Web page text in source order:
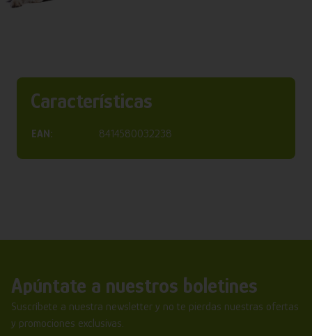
Características
EAN: 8414580032238
Apúntate a nuestros boletines
Suscríbete a nuestra newsletter y no te pierdas nuestras ofertas
y promociones exclusivas.